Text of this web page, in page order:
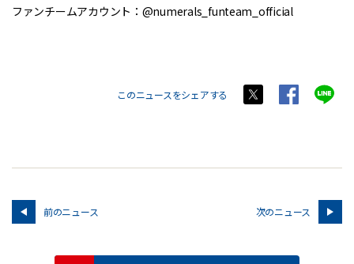
ファンチームアカウント：@numerals_funteam_official
このニュースをシェアする
前のニュース 次のニュース